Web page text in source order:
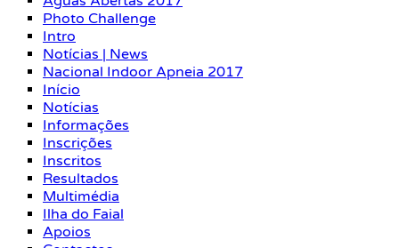
Photo Challenge
Intro
Notícias | News
Nacional Indoor Apneia 2017
Início
Notícias
Informações
Inscrições
Inscritos
Resultados
Multimédia
Ilha do Faial
Apoios